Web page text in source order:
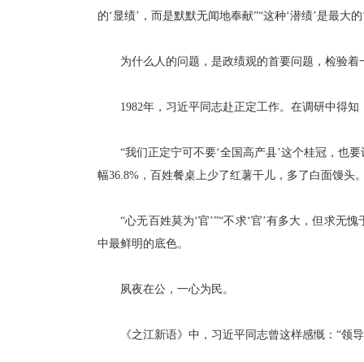
的‘显绩’，而是默默无闻地奉献”“这种‘潜绩’是最
为什么人的问题，是政绩观的首要问题，检验着
1982年，习近平同志赴正定工作。在调研中得知
“我们正定宁可不要‘全国高产县’这个桂冠，也要
幅36.8%，百姓餐桌上少了红薯干儿，多了白面馒头
“心无百姓莫为‘官’”“不求‘官’有多大，但求无
中最鲜明的底色。
夙夜在公，一心为民。
《之江新语》中，习近平同志曾这样感慨：“领导